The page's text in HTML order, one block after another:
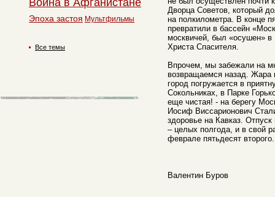
Дворца Советов, который
на полкилометра. В конце
превратили в бассейн
москвичей, был «осушен» в
Христа Спасителя.
Впрочем, мы забежали на
возвращаемся назад. Жара
город погружается в
Сокольниках, в Парке
еще чистая! - на берегу
Иосиф Виссарионович
здоровье на Кавказ.
– целых полгода, и в свой
феврале пятьдесят
Валентин Буров
Война в Афганистане
Эпоха застоя Мультфильмы
Все темы